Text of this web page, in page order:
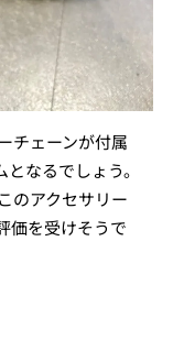
チェーンが付属
なるでしょう。
のアクセサリー
価を受けそうで